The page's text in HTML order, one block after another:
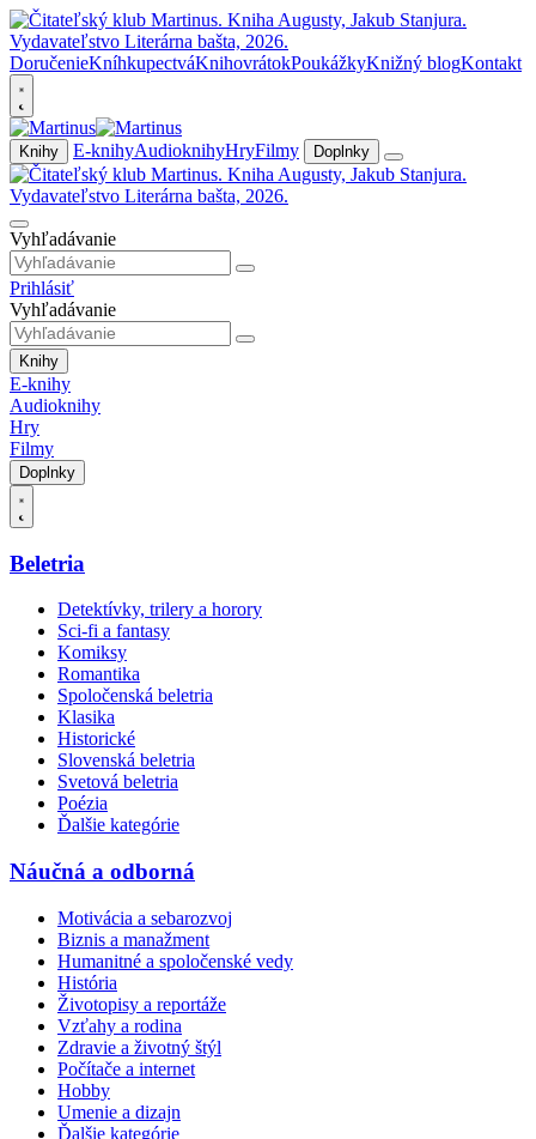
DoručenieKníhkupectváKnihovrátokPoukážkyKnižný blogKontakt
Knihy E-knihyAudioknihyHryFilmy Doplnky
Vyhľadávanie
Prihlásiť
Vyhľadávanie
Knihy
E-knihy
Audioknihy
Hry
Filmy
Doplnky
Beletria
Detektívky, trilery a horory
Sci-fi a fantasy
Komiksy
Romantika
Spoločenská beletria
Klasika
Historické
Slovenská beletria
Svetová beletria
Poézia
Ďalšie kategórie
Náučná a odborná
Motivácia a sebarozvoj
Biznis a manažment
Humanitné a spoločenské vedy
História
Životopisy a reportáže
Vzťahy a rodina
Zdravie a životný štýl
Počítače a internet
Hobby
Umenie a dizajn
Ďalšie kategórie